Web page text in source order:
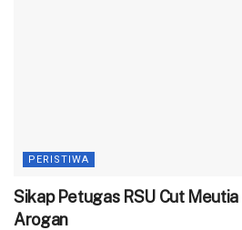
PERISTIWA
‎Sikap Petugas RSU Cut
Arogan